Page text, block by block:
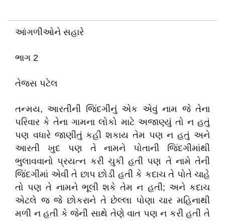
આંગળીઓને સહારે
ભાગ 2
તેજસ પટેલ
તન્મય, આરતીની જિંદગીનું એક એવું નામ જે તેના
પરિવાર કે તેના ગામના લોકો માટે અજાણ્યું તો ન હતું
પણ વધારે જાણીતું કહી શકાય તેમ પણ ન હતું અને
આરતી ખુદ પણ તે નામને પોતાની જિંદગીમાંથી
ભુલાવવાનો પ્રયત્ન કરી ચુકી હતી પણ તે નામે તેની
જિંદગીમાં એવી તે છાપ છોડી હતી કે કદાચ તે પોતે ચાહે
તો પણ તે નામને ભૂલી શકે તેમ ન હતી; અને કદાચ
એટલે જ જે છોકરાને તે છેલ્લા પોણા ચાર મહિનાથી
મળી ન હતી કે જેની સાથે તેણે વાત પણ ન કરી હતી તે